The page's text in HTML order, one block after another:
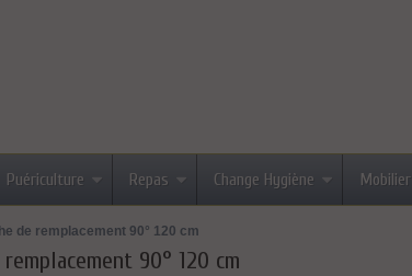
Puériculture Repas Change Hygiène Mobilier
de remplacement 90° 120 cm
90° 120 cm